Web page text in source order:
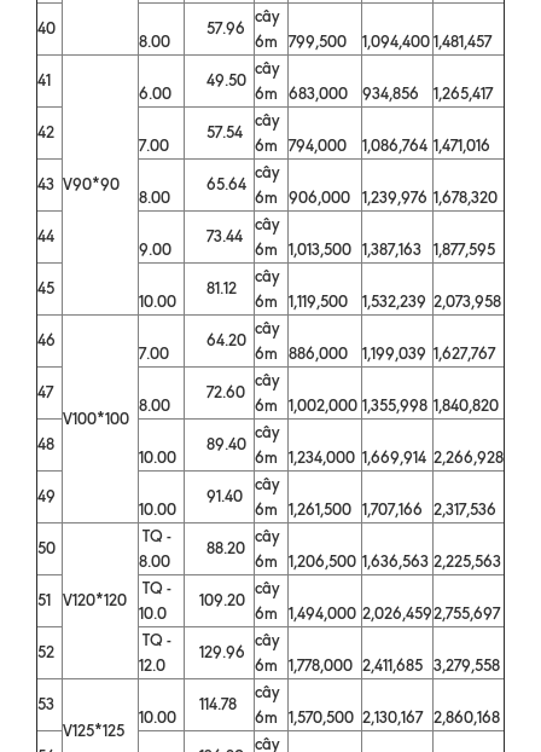
40
8.00
57.96
cây
6m
799,500 1,094,4001,481,457
41
V90*90
6.00
49.50
cây
6m
683,000 934,856
1,265,417
42
7.00
57.54
cây
6m
794,000 1,086,764 1,471,016
43
8.00
65.64
cây
6m
906,000 1,239,976 1,678,320
44
9.00
73.44
cây
6m
1,013,500 1,387,163
1,877,595
45
10.00
81.12
cây
6m
1,119,500 1,532,239 2,073,958
46
V100*100
7.00
64.20
cây
6m
886,000 1,199,039 1,627,767
47
8.00
72.60
cây
6m
1,002,000 1,355,998 1,840,820
48
10.00
89.40
cây
6m
1,234,000 1,669,914 2,266,928
49
10.00
91.40
cây
6m
1,261,500 1,707,166
2,317,536
50
V120*120
TQ -
8.00
88.20
cây
6m
1,206,500 1,636,563 2,225,563
51
TQ -
10.0
109.20
cây
6m
1,494,000 2,026,4592,755,697
52
TQ -
12.0
129.96
cây
6m
1,778,000 2,411,685 3,279,558
53
V125*125
10.00
114.78
cây
6m
1,570,500 2,130,167 2,860,168
cây